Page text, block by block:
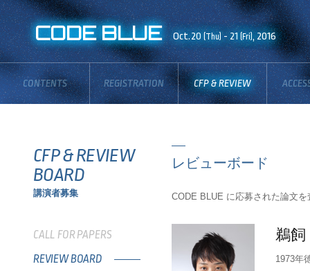
CODE BLUE Oct.20 (Thu) - 21 (Fri), 2016
CONTENTS REGISTRATION CFP & REVIEW
CFP & REVIEW
BOARD
講演者募集
CALL FOR PAPERS
REVIEW BOARD
レビューボード
CODE BLUE に応募された論文
鵜
1973年